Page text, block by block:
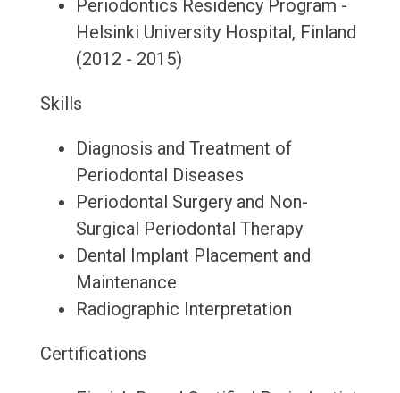
Periodontics Residency Program -
Helsinki University Hospital, Finland
(2012 - 2015)
Skills
Diagnosis and Treatment of
Periodontal Diseases
Periodontal Surgery and Non-
Surgical Periodontal Therapy
Dental Implant Placement and
Maintenance
Radiographic Interpretation
Certifications